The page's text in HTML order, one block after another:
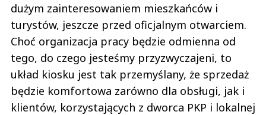
dużym zainteresowaniem mieszkańców i
turystów, jeszcze przed oficjalnym otwarciem.
Choć organizacja pracy będzie odmienna od
tego, do czego jesteśmy przyzwyczajeni, to
układ kiosku jest tak przemyślany, że sprzedaż
będzie komfortowa zarówno dla obsługi, jak i
klientów, korzystających z dworca PKP i lokalnej